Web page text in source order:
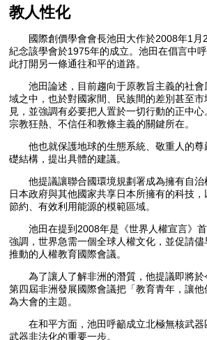
教人性化
國際創價學會會長池田大作於2008年1月
紀念該學會於1975年的成立。池田在倡言中
此打開另一條通往和平的道路。
池田論述，目前趨向于原教旨主義的社會
域之中，也於對國家間、民族間的差別甚至
見，並強調有必要把人置於一切行動的正中
宗教狂熱、不信任和教條主義的關鍵所在。
他也就保護地球的生態系統、敬重人的尊
礎結構，提出具體的建議。
他提議讓聯合國環境規劃署成為擁有自治
日本政府與其他國家共享日本所擁有的科技
節約、有效利用能源的模範區域。
池田在提到2008年是《世界人權宣言》首
強調，世界急需一個全球人權文化，並促請
推動的人權教育國際會議。
為了讓人了解非洲的潛質，他提議即將於
第四屆非洲發展國際會議把「教育青年，讓
為大會的主題。
在和平方面，池田呼籲成立北極無核武器
武器非法化的重要一步。